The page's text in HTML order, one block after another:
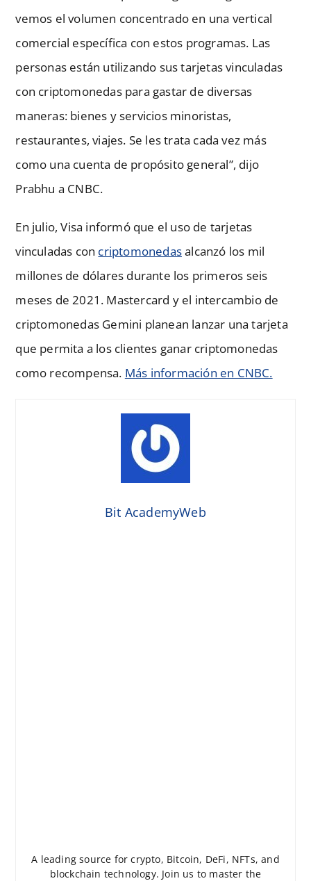
vemos el volumen concentrado en una vertical
comercial específica con estos programas. Las
personas están utilizando sus tarjetas vinculadas
con criptomonedas para gastar de diversas
maneras: bienes y servicios minoristas,
restaurantes, viajes. Se les trata cada vez más
como una cuenta de propósito general”, dijo
Prabhu a CNBC.
En julio, Visa informó que el uso de tarjetas
vinculadas con criptomonedasalcanzó los mil
millones de dólares durante los primeros seis
meses de 2021. Mastercard y el intercambio de
criptomonedas Gemini planean lanzar una tarjeta
que permita a los clientes ganar criptomonedas
como recompensa. Más información en CNBC.
Bit AcademyWeb
A leading source for crypto, Bitcoin, DeFi, NFTs, and
blockchain technology. Join us to master the